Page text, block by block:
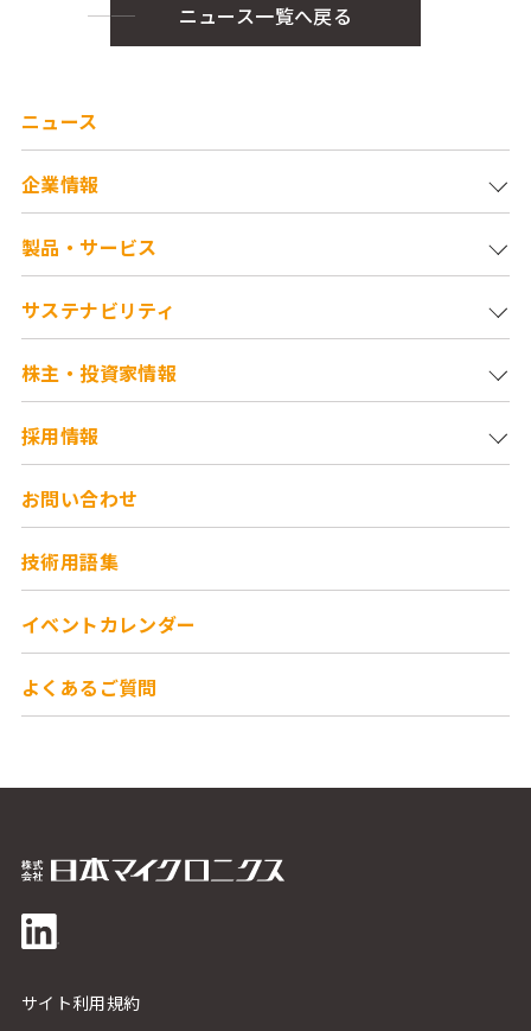
ニュース一覧へ戻る
ニュース
企業情報
製品・サービス
サステナビリティ
株主・投資家情報
採用情報
お問い合わせ
技術用語集
イベントカレンダー
よくあるご質問
サイト利用規約